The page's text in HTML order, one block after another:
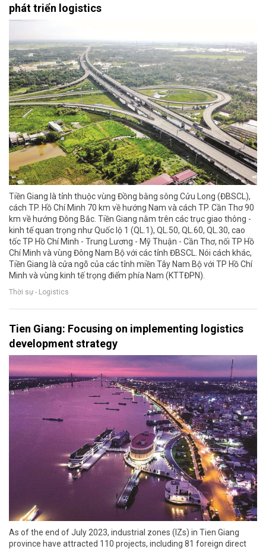
phát triển logistics
Tiền Giang là tỉnh thuộc vùng Đồng bằng sông Cửu Long (ĐBSCL),
cách TP. Hồ Chí Minh 70 km về hướng Nam và cách TP. Cần Thơ 90
km về hướng Đông Bắc. Tiền Giang nằm trên các trục giao thông -
kinh tế quan trọng như Quốc lộ 1 (QL.1), QL.50, QL.60, QL.30, cao
tốc TP Hồ Chí Minh - Trung Lương - Mỹ Thuận - Cần Thơ, nối TP Hồ
Chí Minh và vùng Đông Nam Bộ với các tỉnh ĐBSCL. Nói cách khác,
Tiền Giang là cửa ngõ của các tỉnh miền Tây Nam Bộ với TP Hồ Chí
Minh và vùng kinh tế trọng điểm phía Nam (KTTĐPN).
Thời sự - Logistics
Tien Giang: Focusing on implementing logistics
development strategy
As of the end of July 2023, industrial zones (IZs) in Tien Giang
province have attracted 110 projects, including 81 foreign direct